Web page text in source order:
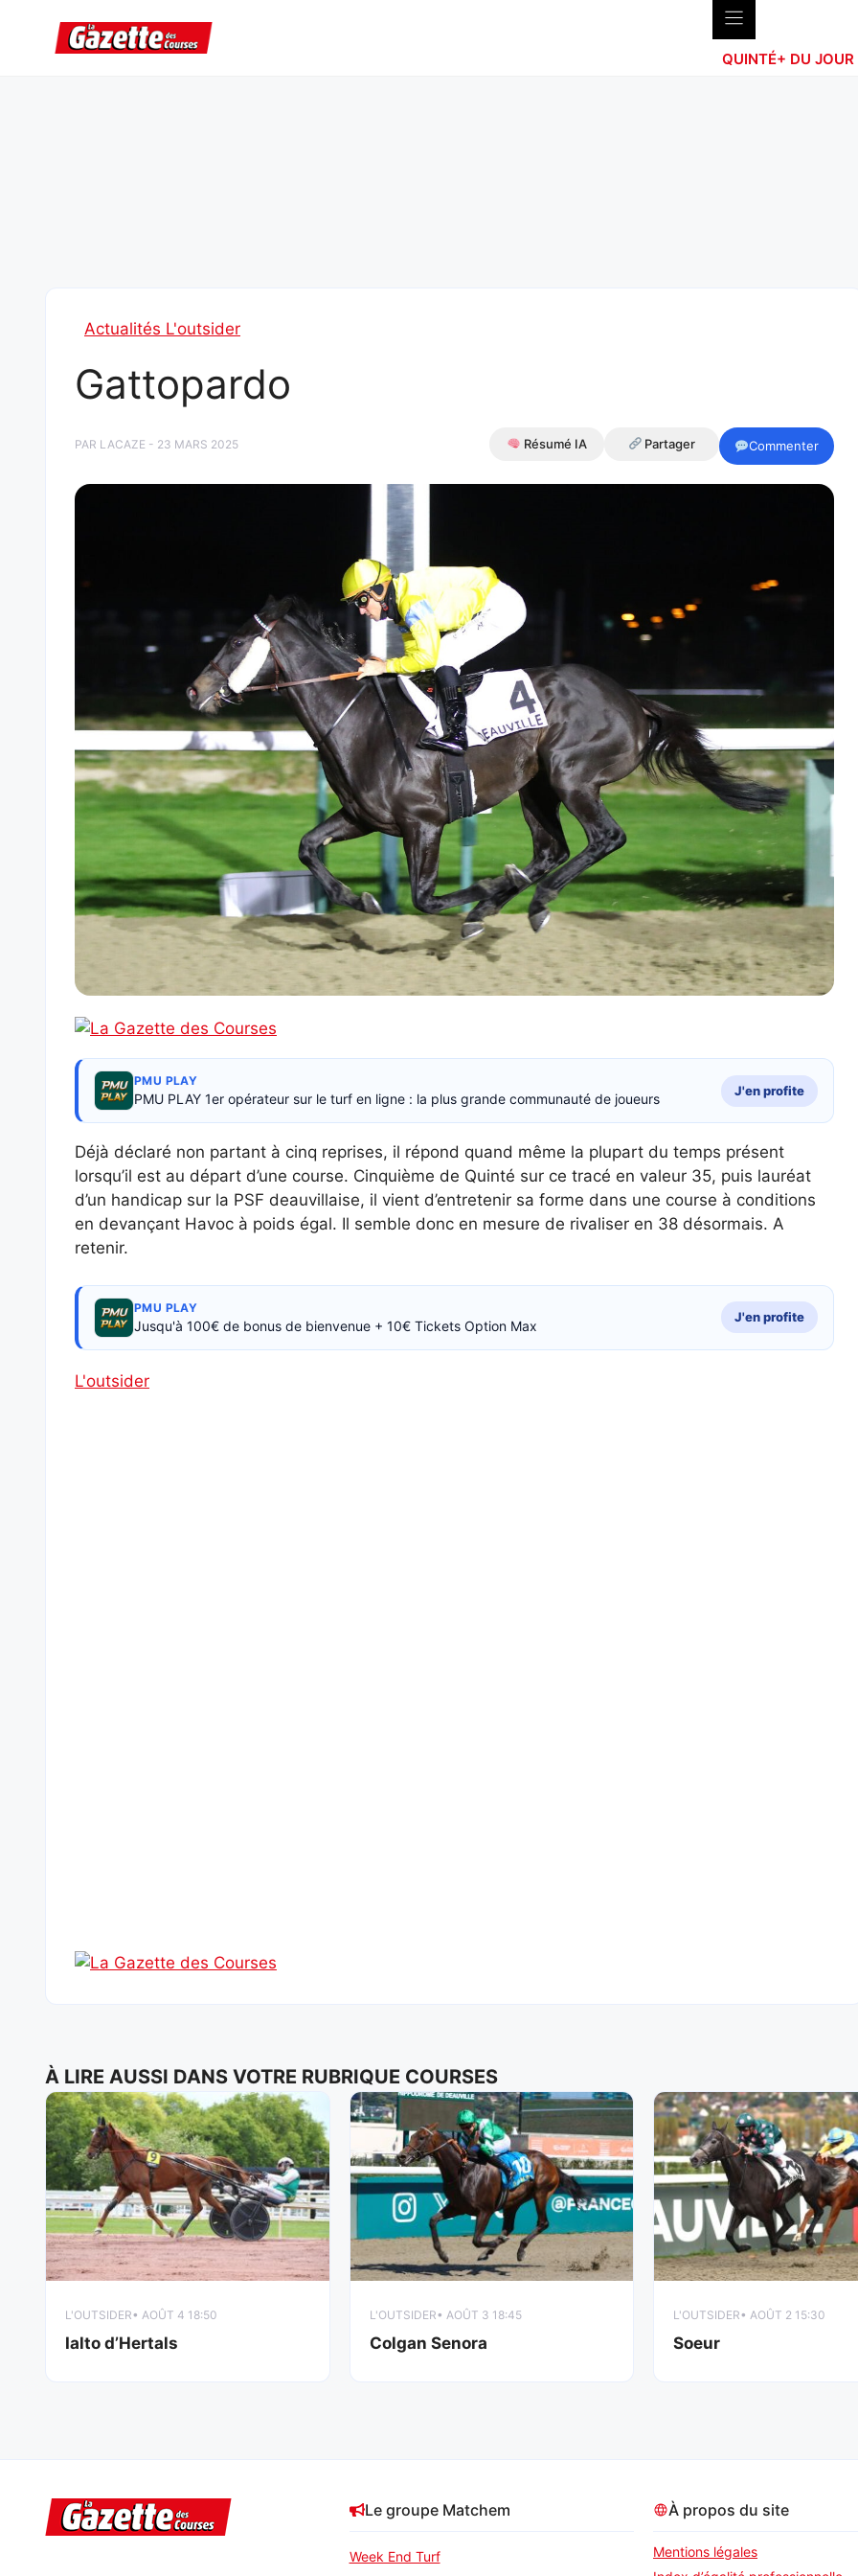
contenu
QUINTÉ+ DU JOUR
Actualités L'outsider
Gattopardo
PAR LACAZE - 23 MARS 2025 Résumé IA Partager Commenter
PMU PLAY
PMU PLAY 1er opérateur sur le turf en ligne : la plus grande communauté de joueurs
J'en profite
Déjà déclaré non partant à cinq reprises, il répond quand même la plupart du temps présent
lorsqu’il est au départ d’une course. Cinquième de Quinté sur ce tracé en valeur 35, puis lauréat
d’un handicap sur la PSF deauvillaise, il vient d’entretenir sa forme dans une course à conditions
en devançant Havoc à poids égal. Il semble donc en mesure de rivaliser en 38 désormais. A
retenir.
PMU PLAY
Jusqu'à 100€ de bonus de bienvenue + 10€ Tickets Option Max
J'en profite
L'outsider
À LIRE AUSSI DANS VOTRE RUBRIQUE COURSES
L'OUTSIDER• AOÛT 4 18:50
Ialto d’Hertals
L'OUTSIDER• AOÛT 3 18:45
Colgan Senora
L'OUTSIDER• AOÛT 2 15:30
Soeur
Le groupe Matchem
Week End Turf
À propos du site
Mentions légales